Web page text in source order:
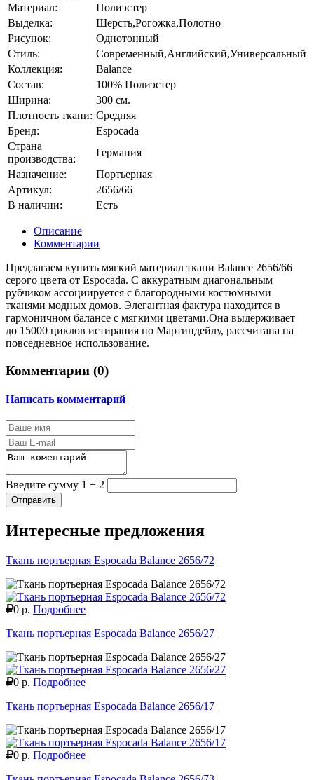
Материал:
Полиэстер
Выделка:
Шерсть,Рогожка,Полотно
Рисунок:
Однотонный
Стиль:
Современный,Английский,Универсальный
Коллекция:
Balance
Состав:
100% Полиэстер
Ширина:
300 см.
Плотность ткани: Средняя
Бренд:
Espocada
Страна
производства:
Германия
Назначение:
Портьерная
Артикул:
2656/66
В наличии:
Есть
Описание
Комментарии
Предлагаем купить мягкий материал ткани Balance 2656/66
серого цвета от Espocada. С аккуратным диагональным
рубчиком ассоциируется с благородными костюмными
тканями модных домов. Элегантная фактура находится в
гармоничном балансе с мягкими цветами.Она выдерживает
до 15000 циклов истирания по Мартиндейлу, рассчитана на
повседневное использование.
Комментарии (0)
Написать комментарий
Введите сумму 1 + 2
Отправить
Интересные предложения
Ткань портьерная Espocada Balance 2656/72
0 р. Подробнее
Ткань портьерная Espocada Balance 2656/27
0 р. Подробнее
Ткань портьерная Espocada Balance 2656/17
0 р. Подробнее